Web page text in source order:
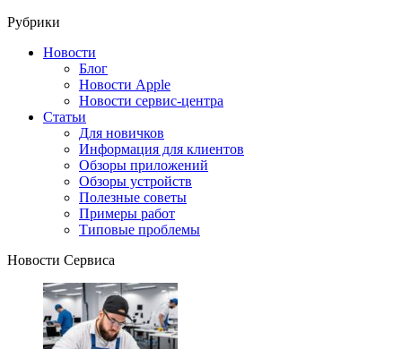
Рубрики
Новости
Блог
Новости Apple
Новости сервис-центра
Статьи
Для новичков
Информация для клиентов
Обзоры приложений
Обзоры устройств
Полезные советы
Примеры работ
Типовые проблемы
Новости Сервиса